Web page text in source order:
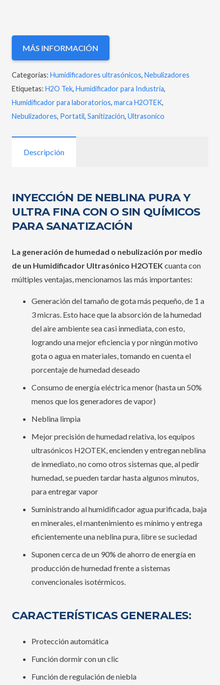
MÁS INFORMACIÓN
Categorías: Humidificadores ultrasónicos, Nebulizadores
Etiquetas: H2O Tek, Humidificador para Industria,
Humidificador para laboratorios, marca H2OTEK,
Nebulizadores, Portatil, Sanitización, Ultrasonico
Descripción
INYECCIÓN DE NEBLINA PURA Y
ULTRA FINA CON O SIN QUÍMICOS
PARA SANATIZACIÓN
La generación de humedad o nebulización por medio
de un Humidificador Ultrasónico H2OTEK cuanta con
múltiples ventajas, mencionamos las más importantes:
Generación del tamaño de gota más pequeño, de 1 a
3 micras. Esto hace que la absorción de la humedad
del aire ambiente sea casi inmediata, con esto,
logrando una mejor eficiencia y por ningún motivo
gota o agua en materiales, tomando en cuenta el
porcentaje de humedad deseado
Consumo de energía eléctrica menor (hasta un 50%
menos que los generadores de vapor)
Neblina limpia
Mejor precisión de humedad relativa, los equipos
ultrasónicos H2OTEK, encienden y entregan neblina
de inmediato, no como otros sistemas que, al pedir
humedad, se pueden tardar hasta algunos minutos,
para entregar vapor
Suministrando al humidificador agua purificada, baja
en minerales, el mantenimiento es mínimo y entrega
eficientemente una neblina pura, libre se suciedad
Suponen cerca de un 90% de ahorro de energía en
producción de humedad frente a sistemas
convencionales isotérmicos.
CARACTERÍSTICAS GENERALES:
Protección automática
Función dormir con un clic
Función de regulación de niebla